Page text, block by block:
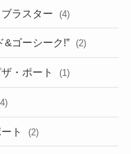
ラスター (4)
&ゴーシーク!” (2)
・ポート (1)
ト (2)